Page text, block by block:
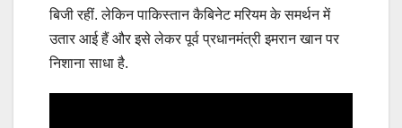
बिजी रहीं. लेकिन पाकिस्तान कैबिनेट मरियम के समर्थन में
उतार आई हैं और इसे लेकर पूर्व प्रधानमंत्री इमरान खान पर
निशाना साधा है.